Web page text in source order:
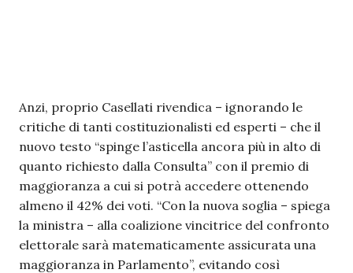
Anzi, proprio Casellati rivendica – ignorando le
critiche di tanti costituzionalisti ed esperti – che il
nuovo testo “spinge l’asticella ancora più in alto di
quanto richiesto dalla Consulta” con il premio di
maggioranza a cui si potrà accedere ottenendo
almeno il 42% dei voti. “Con la nuova soglia – spiega
la ministra – alla coalizione vincitrice del confronto
elettorale sarà matematicamente assicurata una
maggioranza in Parlamento”, evitando così